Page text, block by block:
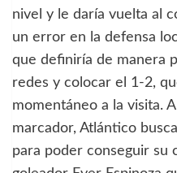
nivel y le daría vuelta al
un error en la defensa
que definiría de manera
redes y colocar el 1-2,
momentáneo a la visita.
marcador, Atlántico
para poder conseguir su